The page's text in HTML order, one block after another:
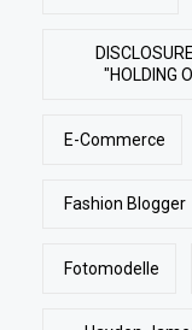
"HOLDING
E-Commerce
Fashion Blogger
Fotomodelle